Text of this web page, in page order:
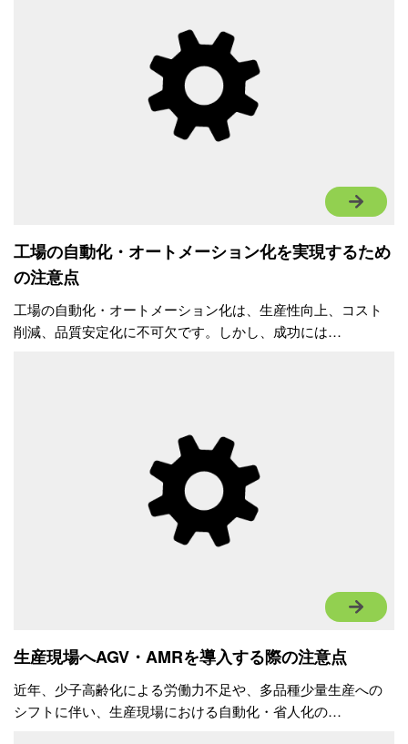
工場の自動化・オートメーション化を実現するため
の注意点
工場の自動化・オートメーション化は、生産性向上、コスト
削減、品質安定化に不可欠です。しかし、成功には…
生産現場へAGV・AMRを導入する際の注意点
近年、少子高齢化による労働力不足や、多品種少量生産への
シフトに伴い、生産現場における自動化・省人化の…